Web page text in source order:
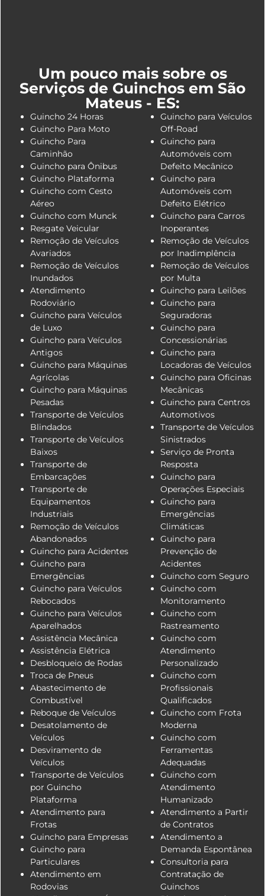
Um pouco mais sobre os
Serviços de Guinchos em São
Mateus - ES:
Guincho 24 Horas
Guincho Para Moto
Guincho Para
Caminhão
Guincho para Ônibus
Guincho Plataforma
Guincho com Cesto
Aéreo
Guincho com Munck
Resgate Veicular
Remoção de Veículos
Avariados
Remoção de Veículos
Inundados
Atendimento
Rodoviário
Guincho para Veículos
de Luxo
Guincho para Veículos
Antigos
Guincho para Máquinas
Agrícolas
Guincho para Máquinas
Pesadas
Transporte de Veículos
Blindados
Transporte de Veículos
Baixos
Transporte de
Embarcações
Transporte de
Equipamentos
Industriais
Remoção de Veículos
Abandonados
Guincho para Acidentes
Guincho para
Emergências
Guincho para Veículos
Rebocados
Guincho para Veículos
Aparelhados
Assistência Mecânica
Assistência Elétrica
Desbloqueio de Rodas
Troca de Pneus
Abastecimento de
Combustível
Reboque de Veículos
Desatolamento de
Veículos
Desviramento de
Veículos
Transporte de Veículos
por Guincho
Plataforma
Atendimento para
Frotas
Guincho para Empresas
Guincho para
Particulares
Atendimento em
Rodovias
Guincho para Veículos
Off-Road
Guincho para
Automóveis com
Defeito Mecânico
Guincho para
Automóveis com
Defeito Elétrico
Guincho para Carros
Inoperantes
Remoção de Veículos
por Inadimplência
Remoção de Veículos
por Multa
Guincho para Leilões
Guincho para
Seguradoras
Guincho para
Concessionárias
Guincho para
Locadoras de Veículos
Guincho para Oficinas
Mecânicas
Guincho para Centros
Automotivos
Transporte de Veículos
Sinistrados
Serviço de Pronta
Resposta
Guincho para
Operações Especiais
Guincho para
Emergências
Climáticas
Guincho para
Prevenção de
Acidentes
Guincho com Seguro
Guincho com
Monitoramento
Guincho com
Rastreamento
Guincho com
Atendimento
Personalizado
Guincho com
Profissionais
Qualificados
Guincho com Frota
Moderna
Guincho com
Ferramentas
Adequadas
Guincho com
Atendimento
Humanizado
Atendimento a Partir
de Contratos
Atendimento a
Demanda Espontânea
Consultoria para
Contratação de
Guinchos